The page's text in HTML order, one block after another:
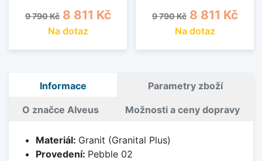
Běžná cena
9 790 Kč Cena
8 811 Kč
Na dotaz
Běžná cena
9 790 Kč Cena
8 811 Kč
Na dotaz
Informace Parametry zboží
O značce Alveus Možnosti a ceny dopravy
Materiál: Granit (Granital Plus)
Provedení: Pebble 02